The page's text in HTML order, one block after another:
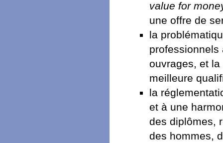
value for
une offre de
la
professionnels
ouvrages, et
meilleure
la
et à une
des diplômes,
des hommes,